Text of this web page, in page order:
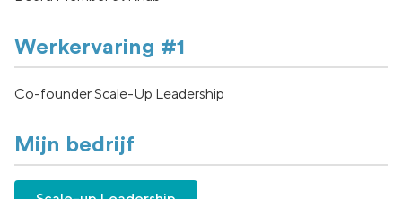
Werkervaring #1
Co-founder Scale-Up Leadership
Mijn bedrijf